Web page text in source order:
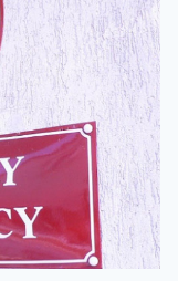
20.09